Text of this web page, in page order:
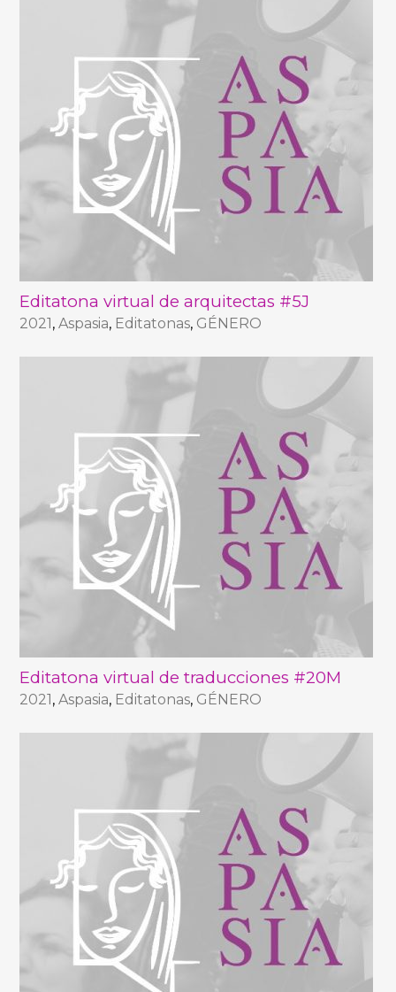
Editatona virtual de arquitectas #5J
2021,Aspasia, Editatonas, GÉNERO
Editatona virtual de traducciones #20M
2021,Aspasia, Editatonas, GÉNERO